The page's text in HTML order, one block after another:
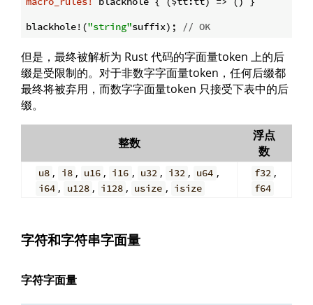
blackhole!("string"suffix); // OK
但是，最终被解析为 Rust 代码的字面量token 上的后
缀是受限制的。对于非数字字面量token，任何后缀都
最终将被弃用，而数字字面量token 只接受下表中的后
缀。
整数
浮点
数
u8 , i8 , u16 , i16 , u32 , i32 , u64 ,
i64 , u128 , i128 , usize , isize
f32 ,
f64
字符和字符串字面量
字符字面量